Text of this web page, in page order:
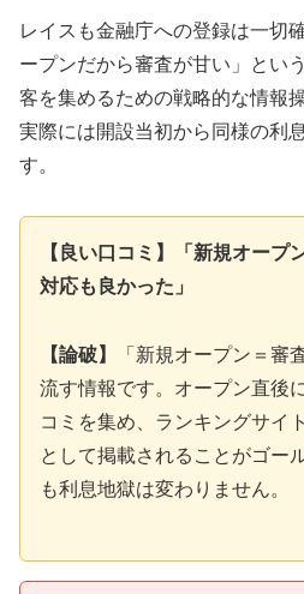
レイスも金融庁への登録は一切
ープンだから審査が甘い」とい
客を集めるための戦略的な情報
実際には開設当初から同様の利
す。
【良い口コミ】「新規オープ
対応も良かった」
【論破】
「新規オープン＝審
流す情報です。オープン直後
コミを集め、ランキングサイ
として掲載されることがゴー
も利息地獄は変わりません。